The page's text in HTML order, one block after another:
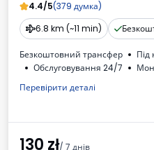
4.4/5(379 думка)
6.8 km (~11 min)
Безкоштовний трансфер Під
Обслуговування 24/7
Доступні напої
Перевірити деталі
130 zł/ 7 днів